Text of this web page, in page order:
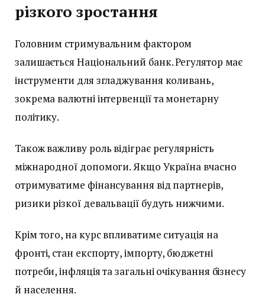
різкого зростання
Головним стримувальним фактором
залишається Національний банк. Регулятор має
інструменти для згладжування коливань,
зокрема валютні інтервенції та монетарну
політику.
Також важливу роль відіграє регулярність
міжнародної допомоги. Якщо Україна вчасно
отримуватиме фінансування від партнерів,
ризики різкої девальвації будуть нижчими.
Крім того, на курс впливатиме ситуація на
фронті, стан експорту, імпорту, бюджетні
потреби, інфляція та загальні очікування бізнесу
й населення.